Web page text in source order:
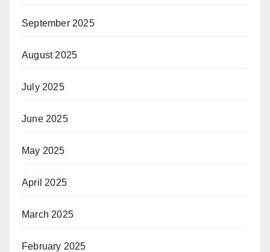
September 2025
August 2025
July 2025
June 2025
May 2025
April 2025
March 2025
February 2025